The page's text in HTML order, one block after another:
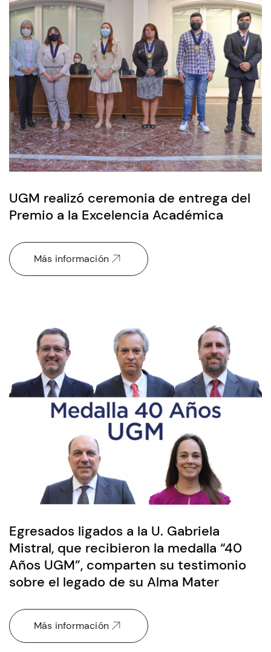
UGM realizó ceremonia de entrega del
Premio a la Excelencia Académica
Más información
Egresados ligados a la U. Gabriela
Mistral, que recibieron la medalla “40
Años UGM”, comparten su testimonio
sobre el legado de su Alma Mater
Más información